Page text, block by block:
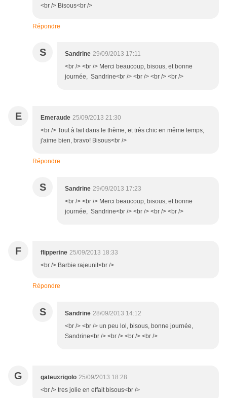
<br /> Bisous<br />
Répondre
S Sandrine 29/09/2013 17:11
<br /> <br /> Merci beaucoup, bisous, et bonne
journée, Sandrine<br /> <br /> <br /> <br />
E Emeraude 25/09/2013 21:30
<br /> Tout à fait dans le thème, et très chic en même temps,
j'aime bien, bravo! Bisous<br />
Répondre
S Sandrine 29/09/2013 17:23
<br /> <br /> Merci beaucoup, bisous, et bonne
journée, Sandrine<br /> <br /> <br /> <br />
F flipperine 25/09/2013 18:33
<br /> Barbie rajeunit<br />
Répondre
S Sandrine 28/09/2013 14:12
<br /> <br /> un peu lol, bisous, bonne journée,
Sandrine<br /> <br /> <br /> <br />
G gateuxrigolo 25/09/2013 18:28
<br /> tres jolie en effait bisous<br />